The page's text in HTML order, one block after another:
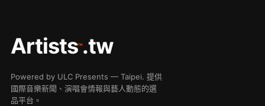
Artists™.tw
Powered by ULC Presents — Taipei. 提供
國際音樂新聞、演唱會情報與藝人動態的選
品平台。